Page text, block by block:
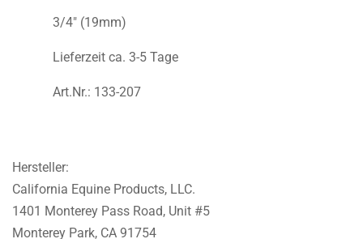
3/4" (19mm)
Lieferzeit ca. 3-5 Tage
Art.Nr.: 133-207
Hersteller:
California Equine Products, LLC.
1401 Monterey Pass Road, Unit #5
Monterey Park, CA 91754